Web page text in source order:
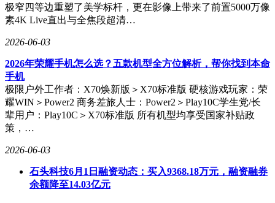
续航能力持续强化。Turbo 6X Pro采用冰川电池技术，电池容
量达8000mAh级别，支持80W有线快充，充电速度与续航时长
均优于标准版。此前发布的Turbo 6已配备9000mAh超大电
满级防水，机身结构经过特殊加固，抗摔性能同步提升。这一
系列升级使Turbo系列在中端市场竞争力进一步增强。
极窄四等边重塑了美学标杆，更在影像上带来了前置5000万像
素4K Live直出与全焦段超清…
2026-06-03
2026年荣耀手机怎么选？五款机型全方位解析，帮你找到本命
手机
极限户外工作者：X70焕新版＞X70标准版 硬核游戏玩家：荣
耀WIN＞Power2 商务差旅人士：Power2＞Play10C学生党/长
辈用户：Play10C＞X70标准版 所有机型均享受国家补贴政
策，…
2026-06-03
石头科技6月1日融资动态：买入9368.18万元，融资融券
余额降至14.03亿元